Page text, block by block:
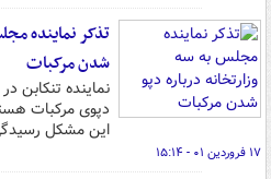
تذکر نماینده
شدن مرکبات
نماینده
دپوی مرکبات
این مشکل
۱۷ فروردین ۰۱ - ۱۵:۱۴